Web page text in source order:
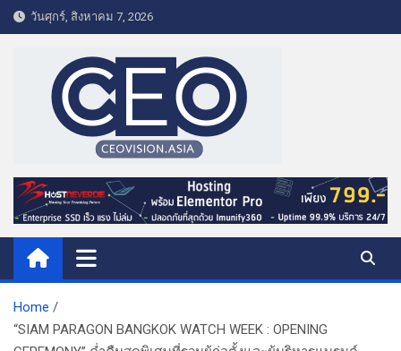
k
e
t
วันศุกร์, สิงหาคม 7, 2026
CEO VISION.ASIA
Business & Lifestyle
Home
“SIAM PARAGON BANGKOK WATCH WEEK : OPENING